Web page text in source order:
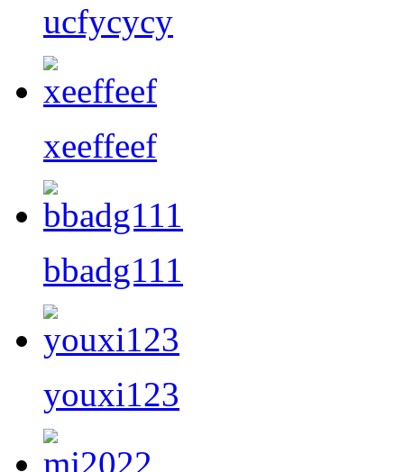
ucfycycy
xeeffeef
bbadg111
youxi123